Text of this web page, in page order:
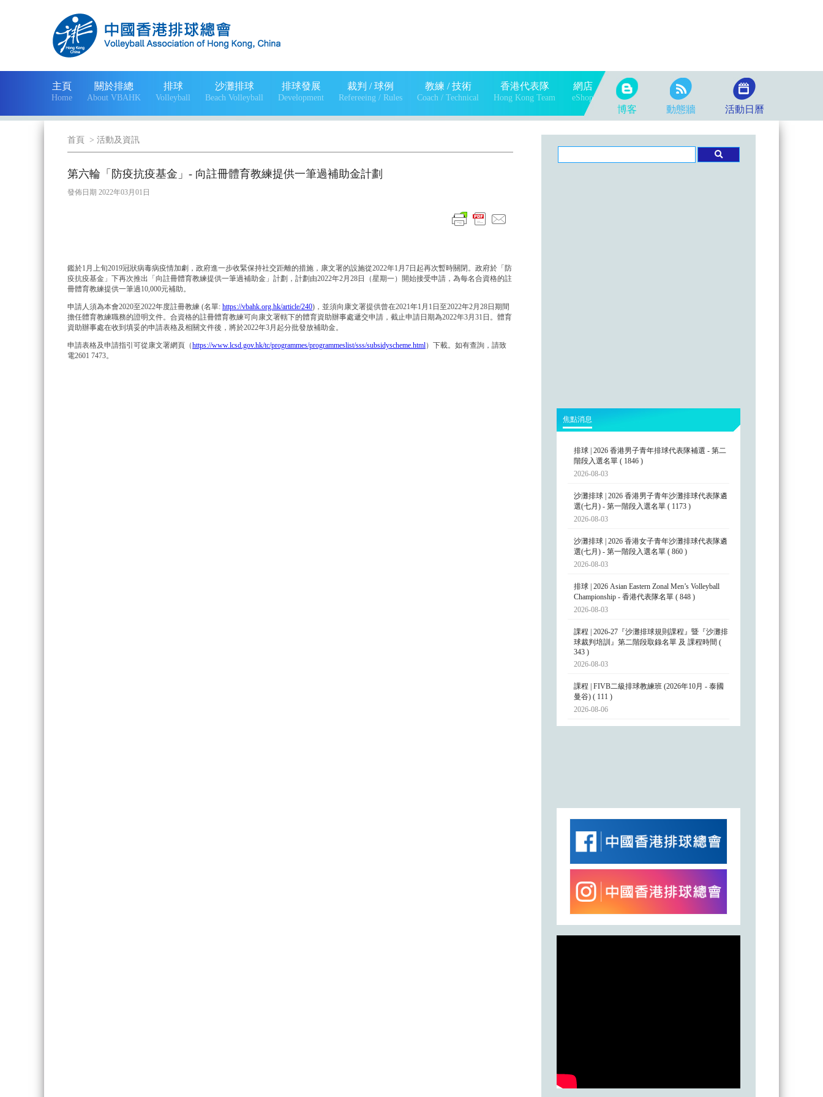
主頁
Home
關於排總
About VBAHK
排球
Volleyball
沙灘排球
Beach Volleyball
排球發展
Development
裁判 / 球例
Refereeing / Rules
教練 / 技術
Coach / Technical
香港代表隊
Hong Kong Team
網店
eShop
博客 動態牆 活動日曆
首頁 > 活動及資訊
第六輪「防疫抗疫基金」- 向註冊體育教練提供一筆過補助金計劃
發佈日期 2022年03月01日
鑑於1月上旬2019冠狀病毒病疫情加劇，政府進一步收緊保持社交距離的措施，康文署的設施從2022年1月7日起再次暫時關閉。政府於「防
疫抗疫基金」下再次推出「向註冊體育教練提供一筆過補助金」計劃，計劃由2022年2月28日（星期一）開始接受申請，為每名合資格的註
冊體育教練提供一筆過10,000元補助。
申請人須為本會2020至2022年度註冊教練 (名單: https://vbahk.org.hk/article/240)，並須向康文署提供曾在2021年1月1日至2022年2月28日期間
擔任體育教練職務的證明文件。合資格的註冊體育教練可向康文署轄下的體育資助辦事處遞交申請，截止申請日期為2022年3月31日。體育
資助辦事處在收到填妥的申請表格及相關文件後，將於2022年3月起分批發放補助金。
申請表格及申請指引可從康文署網頁（https://www.lcsd.gov.hk/tc/programmes/programmeslist/sss/subsidyscheme.html）下載。如有查詢，請致
電2601 7473。
焦點消息
排球 | 2026 香港男子青年排球代表隊補選 - 第二
階段入選名單 ( 1846 )
2026-08-03
沙灘排球 | 2026 香港男子青年沙灘排球代表隊遴
選(七月) - 第一階段入選名單 ( 1173 )
2026-08-03
沙灘排球 | 2026 香港女子青年沙灘排球代表隊遴
選(七月) - 第一階段入選名單 ( 860 )
2026-08-03
排球 | 2026 Asian Eastern Zonal Men’s Volleyball
Championship - 香港代表隊名單 ( 848 )
2026-08-03
課程 | 2026-27『沙灘排球規則課程』暨『沙灘排
球裁判培訓』第二階段取錄名單 及 課程時間 (
343 )
2026-08-03
課程 | FIVB二級排球教練班 (2026年10月 - 泰國
曼谷) ( 111 )
2026-08-06